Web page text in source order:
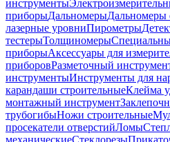
инструменты
приборыДальномерыДальномеры
лазерные уровниПирометры
тестерыТолщиномеры
приборыАксессуары для
приборовРазметочный
инструментыИнструменты для
карандаши строительныеКлейма
монтажный инструмент
трубогибыНожи строительные
просекатели отверстийЛомы
механическиеСтеклорезы